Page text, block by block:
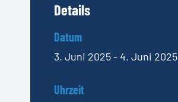
Details
Datum
3. Juni 2025 - 4. Juni 2025
Uhrzeit